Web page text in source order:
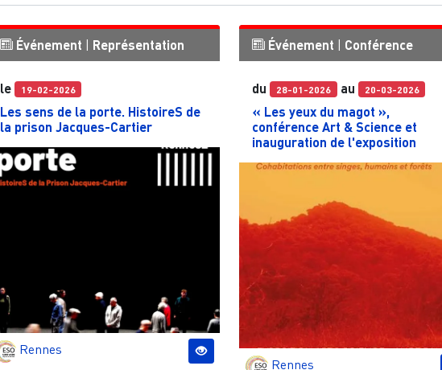
Événement | Représentation
le 19-02-2026
Les sens de la porte. HistoireS de
la prison Jacques-Cartier
Rennes
Événement | Conférence
du 28-01-2026 au 20-03-2026
« Les yeux du magot »,
conférence Art & Science et
inauguration de l'exposition
Rennes